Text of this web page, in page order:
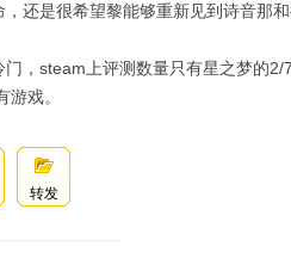
还是很希望黎能够重新见到诗音那和
，steam上评测数量只有星之梦的
戏。
转发